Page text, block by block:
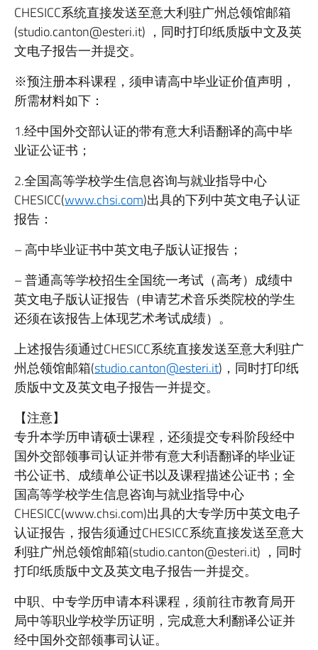
CHESICC系统直接发送至意大利驻广州总领馆邮箱
(studio.canton@esteri.it) ，同时打印纸质版中文及英
文电子报告一并提交。
※预注册本科课程，须申请高中毕业证价值声明，
所需材料如下：
1.经中国外交部认证的带有意大利语翻译的高中毕
业证公证书；
2.全国高等学校学生信息咨询与就业指导中心
CHESICC(www.chsi.com)出具的下列中英文电子认证
报告：
– 高中毕业证书中英文电子版认证报告；
– 普通高等学校招生全国统一考试（高考）成绩中
英文电子版认证报告（申请艺术音乐类院校的学生
还须在该报告上体现艺术考试成绩）。
上述报告须通过CHESICC系统直接发送至意大利驻广
州总领馆邮箱(studio.canton@esteri.it)，同时打印纸
质版中文及英文电子报告一并提交。
【注意】
专升本学历申请硕士课程，还须提交专科阶段经中
国外交部领事司认证并带有意大利语翻译的毕业证
书公证书、成绩单公证书以及课程描述公证书；全
国高等学校学生信息咨询与就业指导中心
CHESICC(www.chsi.com)出具的大专学历中英文电子
认证报告，报告须通过CHESICC系统直接发送至意大
利驻广州总领馆邮箱(studio.canton@esteri.it) ，同时
打印纸质版中文及英文电子报告一并提交。
中职、中专学历申请本科课程，须前往市教育局开
局中等职业学校学历证明，完成意大利翻译公证并
经中国外交部领事司认证。